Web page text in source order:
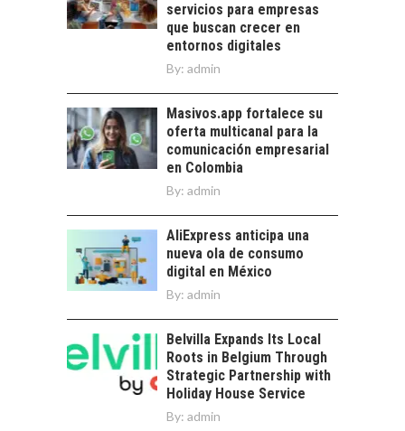
trascienden el
crédito…
DIGITALES
EXPORTADOS DESDE
CHILE
servicios digitales en
Chile:…
servicios para empresas
que buscan crecer en
entornos digitales
By: admin
Masivos.app fortalece su
oferta multicanal para la
comunicación empresarial
en Colombia
By: admin
AliExpress anticipa una
nueva ola de consumo
digital en México
By: admin
Belvilla Expands Its Local
Roots in Belgium Through
Strategic Partnership with
Holiday House Service
By: admin